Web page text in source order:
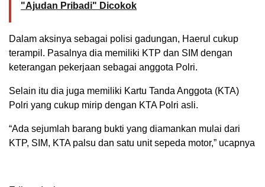
"Ajudan Pribadi" Dicokok
Dalam aksinya sebagai polisi gadungan, Haerul cukup
terampil. Pasalnya dia memiliki KTP dan SIM dengan
keterangan pekerjaan sebagai anggota Polri.
Selain itu dia juga memiliki Kartu Tanda Anggota (KTA)
Polri yang cukup mirip dengan KTA Polri asli.
“Ada sejumlah barang bukti yang diamankan mulai dari
KTP, SIM, KTA palsu dan satu unit sepeda motor,” ucapnya